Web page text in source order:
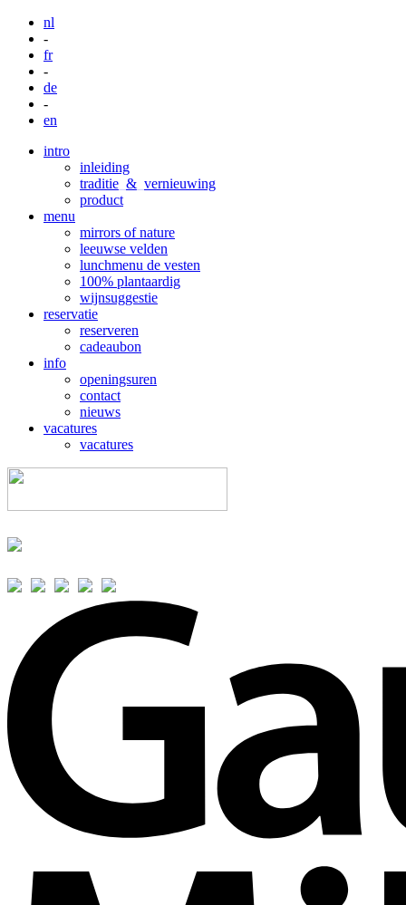
nl
-
fr
-
de
-
en
intro
inleiding
traditie & vernieuwing
product
menu
mirrors of nature
leeuwse velden
lunchmenu de vesten
100% plantaardig
wijnsuggestie
reservatie
reserveren
cadeaubon
info
openingsuren
contact
nieuws
vacatures
vacatures